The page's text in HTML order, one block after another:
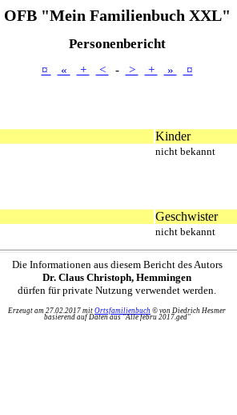
OFB "Mein Familienbuch XXL"
Personenbericht
¤ « + < - > + » ¤
Kinder
nicht bekannt
Geschwister
nicht bekannt
Die Informationen aus diesem Bericht des Autors
Dr. Claus Christoph, Hemmingen
dürfen für private Nutzung verwendet werden.
Erzeugt am 27.02.2017 mit Ortsfamilienbuch © von Diedrich Hesmer
basierend auf Daten aus "Alle febru 2017.ged"